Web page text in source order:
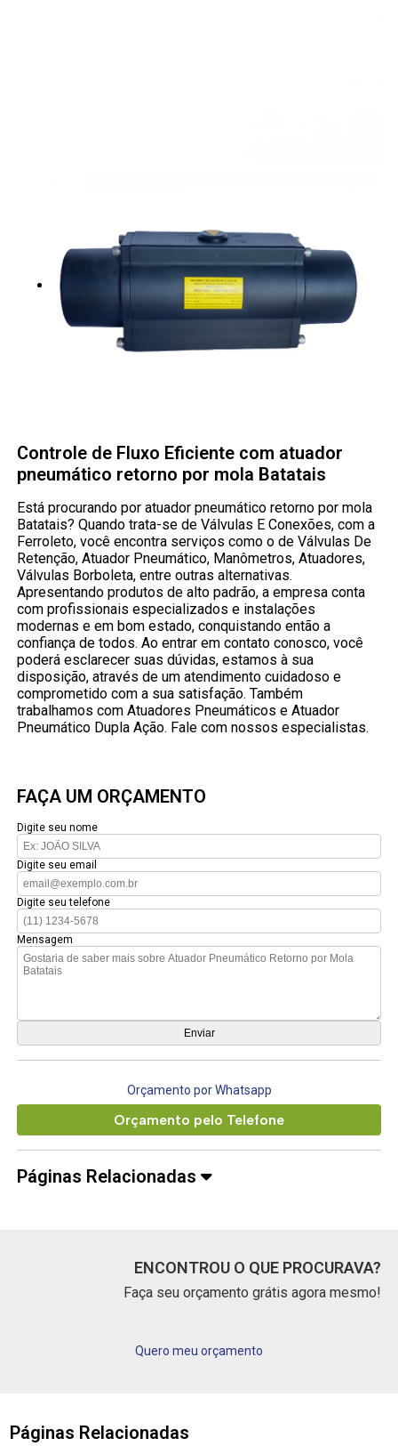
Controle de Fluxo Eficiente com atuador
pneumático retorno por mola Batatais
Está procurando por atuador pneumático retorno por mola
Batatais? Quando trata-se de Válvulas E Conexões, com a
Ferroleto, você encontra serviços como o de Válvulas De
Retenção, Atuador Pneumático, Manômetros, Atuadores,
Válvulas Borboleta, entre outras alternativas.
Apresentando produtos de alto padrão, a empresa conta
com profissionais especializados e instalações
modernas e em bom estado, conquistando então a
confiança de todos. Ao entrar em contato conosco, você
poderá esclarecer suas dúvidas, estamos à sua
disposição, através de um atendimento cuidadoso e
comprometido com a sua satisfação. Também
trabalhamos com Atuadores Pneumáticos e Atuador
Pneumático Dupla Ação. Fale com nossos especialistas.
FAÇA UM ORÇAMENTO
Digite seu nome
Digite seu email
Digite seu telefone
Mensagem
Orçamento por Whatsapp
Orçamento pelo Telefone
Páginas Relacionadas
ENCONTROU O QUE PROCURAVA?
Faça seu orçamento grátis agora mesmo!
Quero meu orçamento
Páginas Relacionadas